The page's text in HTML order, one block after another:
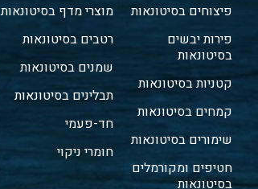
פיצוחים בסיטונאות
פירות יבשים
בסיטונאות
קטניות בסיטונאות
קמחים בסיטונאות
שימורים בסיטונאות
חטיפים ומקורמלים
בסיטונאות
מוצרי מדף בסיטונאות
רטבים בסיטונאות
שמנים בסיטונאות
תבלינים בסיטונאות
חד-פעמי
חומרי ניקוי